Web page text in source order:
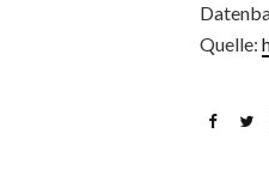
Quelle: